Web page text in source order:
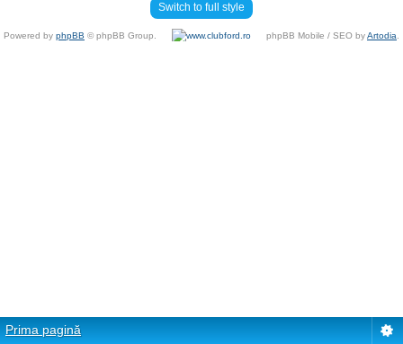
Switch to full style
Powered by phpBB © phpBB Group. phpBB Mobile / SEO byArtodia
Prima pagină